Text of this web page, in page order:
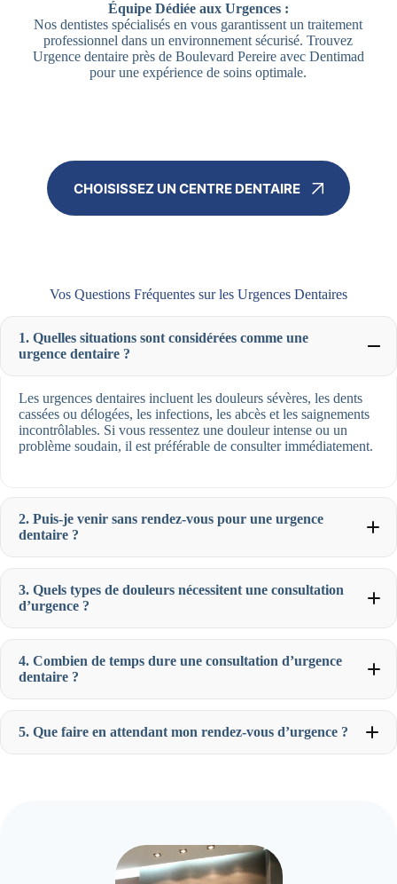
Équipe Dédiée aux Urgences :
Nos dentistes spécialisés en vous garantissent un traitement
professionnel dans un environnement sécurisé. Trouvez
Urgence dentaire près de Boulevard Pereire avec Dentimad
pour une expérience de soins optimale.
CHOISISSEZ UN CENTRE DENTAIRE
Vos Questions Fréquentes sur les Urgences Dentaires
1. Quelles situations sont considérées comme une
urgence dentaire ?
Les urgences dentaires incluent les douleurs sévères, les dents
cassées ou délogées, les infections, les abcès et les saignements
incontrôlables. Si vous ressentez une douleur intense ou un
problème soudain, il est préférable de consulter immédiatement.
2. Puis-je venir sans rendez-vous pour une urgence
dentaire ?
3. Quels types de douleurs nécessitent une consultation
d’urgence ?
4. Combien de temps dure une consultation d’urgence
dentaire ?
5. Que faire en attendant mon rendez-vous d’urgence ?